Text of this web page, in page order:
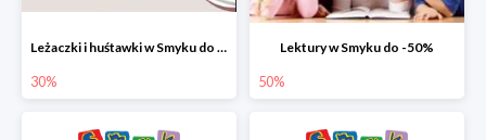
Leżaczki i huśtawki w Smyku do -30%
30%
Lektury w Smyku do -50%
50%